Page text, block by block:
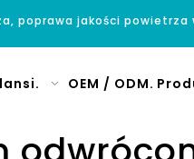
poprawa jakości powietrza
OEM / ODM.